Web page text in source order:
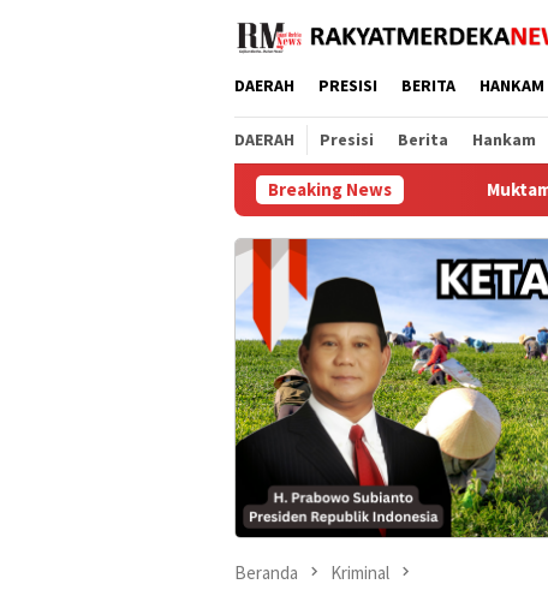
DAERAH PRESISI BERITA HANKAM
DAERAH Presisi Berita Hankam
Breaking News
Muktamar XVI Tapak Suci
Beranda Kriminal